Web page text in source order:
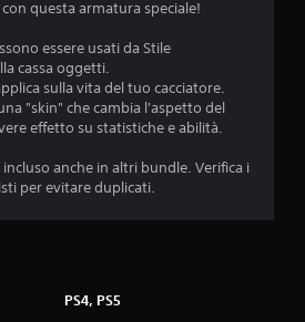
questa armatura speciale!
essere usati da Stile
cassa oggetti.
sulla vita del tuo cacciatore.
"skin" che cambia l'aspetto del
effetto su statistiche e abilità.
anche in altri bundle. Verifica i
per evitare duplicati.
PS4, PS5